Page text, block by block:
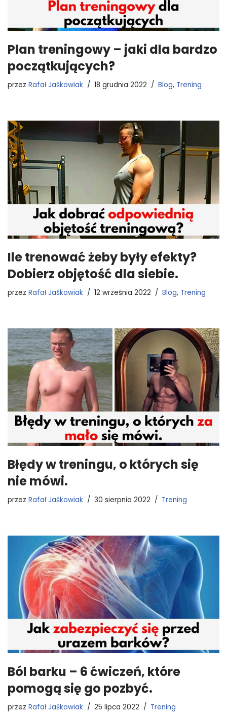
Plan treningowy – jaki dla bardzo
początkujących?
przez Rafał Jaśkowiak 18 grudnia 2022 Blog, Trening
Ile trenować żeby były efekty?
Dobierz objętość dla siebie.
przez Rafał Jaśkowiak 12 września 2022 Blog, Trening
Błędy w treningu, o których się
nie mówi.
przez Rafał Jaśkowiak 30 sierpnia 2022 Trening
Ból barku – 6 ćwiczeń, które
pomogą się go pozbyć.
przez Rafał Jaśkowiak 25 lipca 2022 Trening